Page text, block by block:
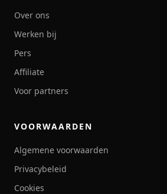
Over ons
Werken bij
Pers
Affiliate
Voor partners
VOORWAARDEN
Algemene voorwaarden
Privacybeleid
Cookies